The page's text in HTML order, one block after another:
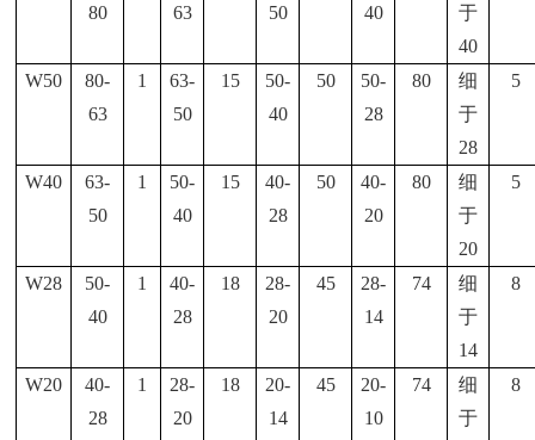
80
63
50
40
于
40
W50
80-
63
1
63-
50
15
50-
40
50
50-
28
80
细
于
28
5
W40
63-
50
1
50-
40
15
40-
28
50
40-
20
80
细
于
20
5
W28
50-
40
1
40-
28
18
28-
20
45
28-
14
74
细
于
14
8
W20
40-
28
1
28-
20
18
20-
14
45
20-
10
74
细
于
8